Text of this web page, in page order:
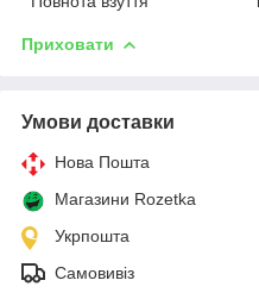
Приховати
Умови доставки
Нова Пошта
Магазини Rozetka
Укрпошта
Самовивіз